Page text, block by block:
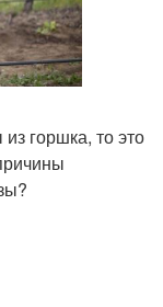
горшка, то это